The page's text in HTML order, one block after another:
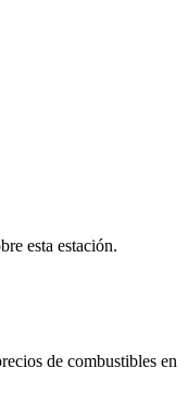
esta estación.
de combustibles en